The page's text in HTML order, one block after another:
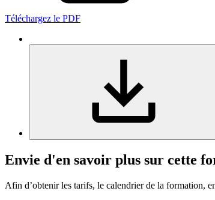
Téléchargez le PDF
Envie d'en savoir plus sur cette
Afin d’obtenir les tarifs, le calendrier de la formation,